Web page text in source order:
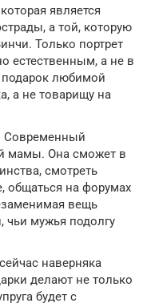
является
а той, которую
Только портрет
естественным, а не в
подарок любимой
а не товарищу на
Современный
мамы. Она сможет в
смотреть
на форумах
вещь
чьи мужья подолгу
наверняка
делают не только
будет с